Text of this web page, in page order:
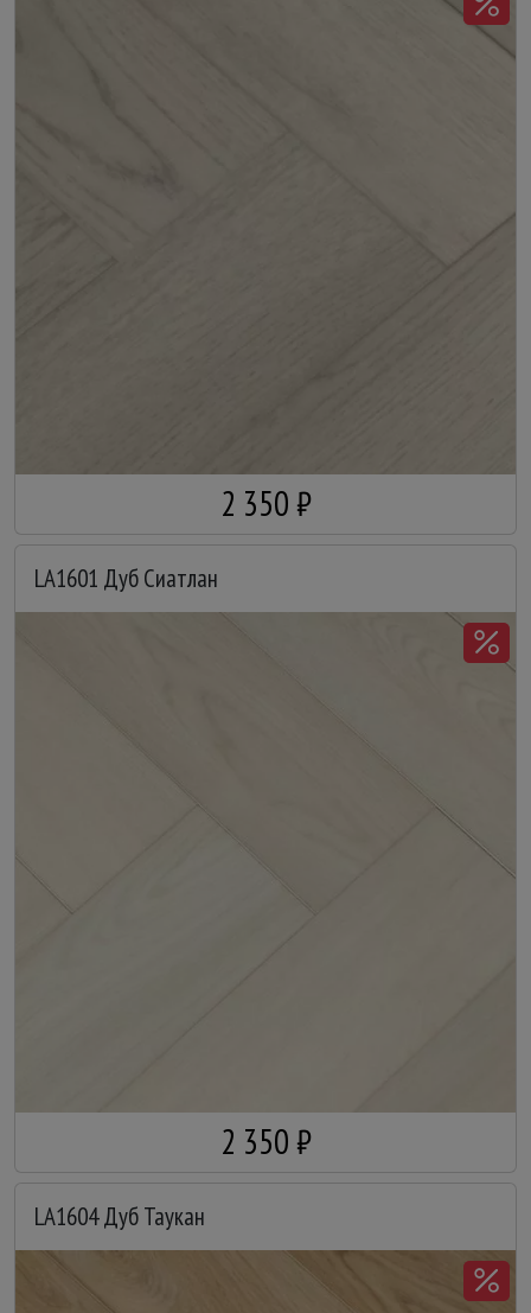
2 350 ₽
LA1601 Дуб Сиатлан
2 350 ₽
LA1604 Дуб Таукан